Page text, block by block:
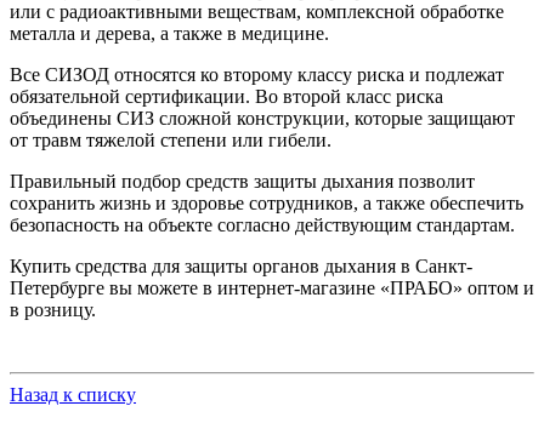
или с радиоактивными веществам, комплексной обработке
металла и дерева, а также в медицине.
Все СИЗОД относятся ко второму классу риска и подлежат
обязательной сертификации. Во второй класс риска
объединены СИЗ сложной конструкции, которые защищают
от травм тяжелой степени или гибели.
Правильный подбор средств защиты дыхания позволит
сохранить жизнь и здоровье сотрудников, а также обеспечить
безопасность на объекте согласно действующим стандартам.
Купить средства для защиты органов дыхания в Санкт-
Петербурге вы можете в интернет-магазине «ПРАБО» оптом и
в розницу.
Назад к списку